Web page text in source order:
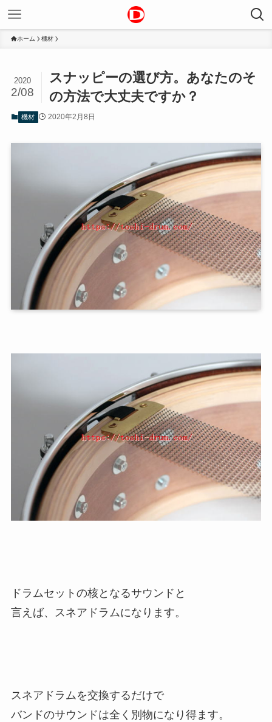
ホーム 機材
スナッピーの選び方。あなたのそ
の方法で大丈夫ですか？
2020
2/08
機材 2020年2月8日
ドラムセットの核となるサウンドと
言えば、スネアドラムになります。
スネアドラムを交換するだけで
バンドのサウンドは全く別物になり得ます。